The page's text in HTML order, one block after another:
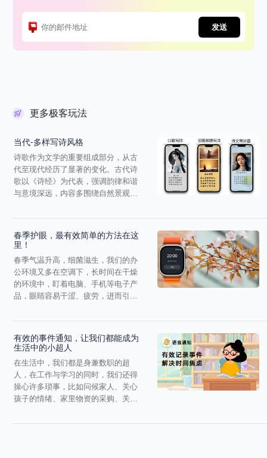
发送
更多极客玩法
当代-多样写诗风格
诗歌作为文学的重要组成部分，从古
代至现代经历了显著的变化。古代诗
歌以《诗经》为代表，强调韵律和谐
与意境深远，内容多围绕自然景观与
春季护眼，最有效简单的方法在这
里！
春季气温升高，细菌滋生，我们的办
公环境又多在空调下，长时间在干燥
的环境中，盯着电脑、手机等电子产
品，眼睛容易干涩、疲劳，进而引发
有效的事件通知，让我们都能成为
生活中的小超人
在生活中，我们都是身兼数职的超
人，在工作与学习的同时，我们还得
操心许多琐事，比如问候家人、关心
孩子的情绪、家里物资的采购、关键